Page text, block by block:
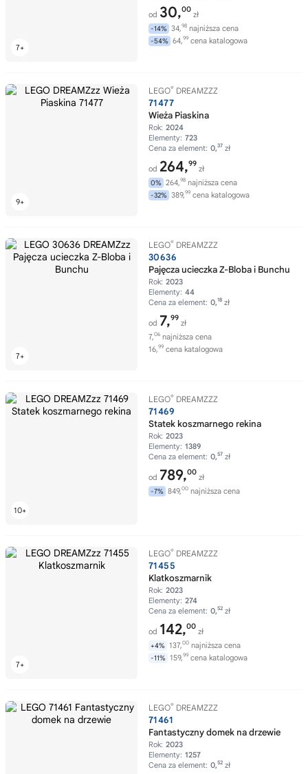
od 30,00
zł
-14% 34,98 najniższa cena
-54% 64,99 cena katalogowa
LEGO® DREAMZZZ
71477
Wieża Piaskina
Rok: 2024
Elementy: 723
Cena za element: 0,37 zł
od 264,99
zł
0% 264,98 najniższa cena
-32% 389,99 cena katalogowa
LEGO® DREAMZZZ
30636
Pajęcza ucieczka Z-Bloba i Bunchu
Rok: 2023
Elementy: 44
Cena za element: 0,18 zł
od 7,99
zł
7,06 najniższa cena
16,99 cena katalogowa
LEGO® DREAMZZZ
71469
Statek koszmarnego rekina
Rok: 2023
Elementy: 1389
Cena za element: 0,57 zł
od 789,00
zł
-7% 849,00 najniższa cena
LEGO® DREAMZZZ
71455
Klatkoszmarnik
Rok: 2023
Elementy: 274
Cena za element: 0,52 zł
od 142,00
zł
+4% 137,00 najniższa cena
-11% 159,99 cena katalogowa
LEGO® DREAMZZZ
71461
Fantastyczny domek na drzewie
Rok: 2023
Elementy: 1257
Cena za element: 0,52 zł